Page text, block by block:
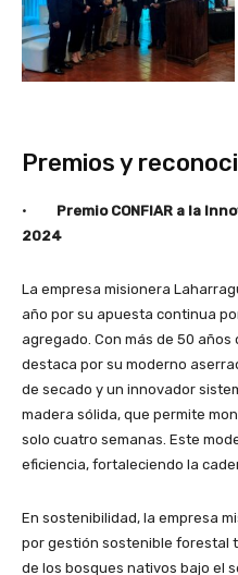
Premios y
·
Premio CONFIAR a la
2024
La empresa misionera
año por su apuesta continua
agregado. Con más de 50
destaca por su moderno
de secado y un innovador
madera sólida, que permite
solo cuatro semanas. Este
eficiencia, fortaleciendo la
En sostenibilidad, la empresa
por gestión sostenible forestal
de los bosques nativos bajo el